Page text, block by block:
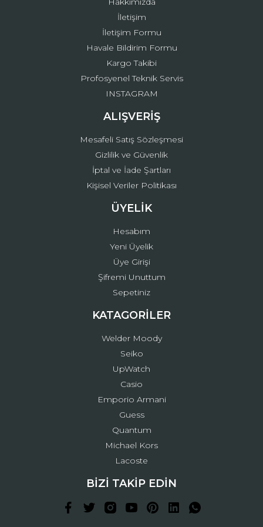
Gönder
İletişim
İletişim Formu
Havale Bildirim Formu
Kargo Takibi
Profosyenel Teknik Servis
INSTAGRAM
ALIŞVERİŞ
Mesafeli Satış Sözleşmesi
Gizlilik ve Güvenlik
İptal ve İade Şartları
Kişisel Veriler Politikası
ÜYELİK
Hesabım
Yeni Üyelik
Üye Girişi
Şifremi Unuttum
Sepetiniz
KATAGORİLER
Welder Moody
Seiko
UpWatch
Casio
Emporio Armani
Guess
Quantum
Michael Kors
Lacoste
BİZİ TAKİP EDİN